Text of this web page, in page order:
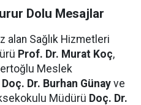
Dolu Mesajlar
Sağlık Hizmetleri
Prof. Dr. Murat Koç,
Meslek
Doç. Dr. Burhan Günay ve
Müdürü Doç. Dr.